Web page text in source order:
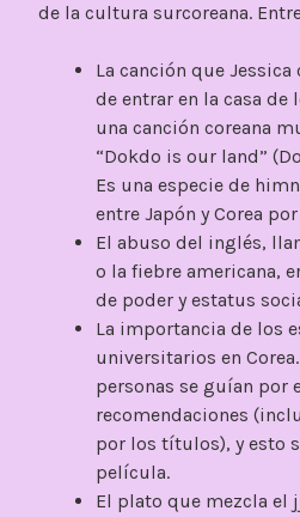
de la cultura surcoreana.
La canción que
de entrar en la casa de
una canción coreana
“Dokdo is our land”
Es una especie de
entre Japón y Corea
El abuso del inglés,
o la fiebre americana,
de poder y estatus
La importancia de los
universitarios en
personas se guían por
recomendaciones
por los títulos), y esto
película.
El plato que mezcla el